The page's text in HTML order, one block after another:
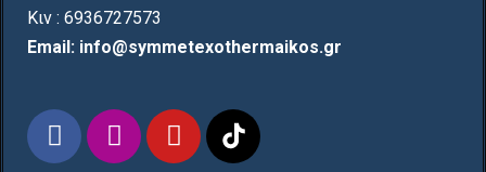
Κιν : 6936727573
Email: info@symmetexothermaikos.gr